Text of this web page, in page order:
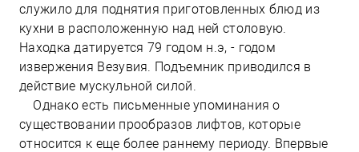
служило для поднятия приготовленных блюд из
кухни в расположенную над ней столовую.
Находка датируется 79 годом н.э, - годом
извержения Везувия. Подъемник приводился в
действие мускульной силой.
Однако есть письменные упоминания о
существовании прообразов лифтов, которые
относится к еще более раннему периоду. Впервые